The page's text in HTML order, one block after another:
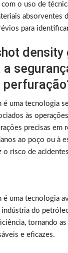
o uso de
absorventes
para
density
uma tecnologia
às
precisas em
ao poço ou à
o risco de
uma tecnologia
do
tornando
e eficazes.